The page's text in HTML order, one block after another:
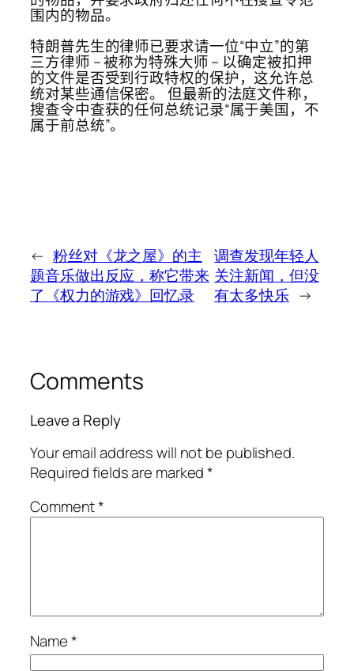
围内的物品。
特朗普先生的律师已要求请一位“中立”的第
三方律师 – 被称为特殊大师 – 以确定被扣押
的文件是否受到行政特权的保护，这允许总
统对某些通信保密。 但最新的法庭文件称，
搜查令中查获的任何总统记录“属于美国，不
属于前总统”。
← 粉丝对《龙之屋》的主
题音乐做出反应，称它带来
了《权力的游戏》回忆录
调查发现年轻人
关注新闻，但没
有太多快乐 →
Comments
Leave a Reply
Your email address will not be published.
Required fields are marked*
Comment*
Name*